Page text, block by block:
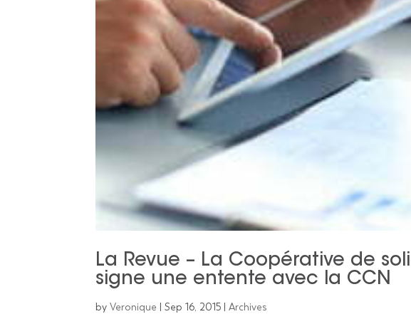
La Revue – La Coopérative de
signe une entente avec la CCN
byVeronique |Sep 16, 2015 |Archives